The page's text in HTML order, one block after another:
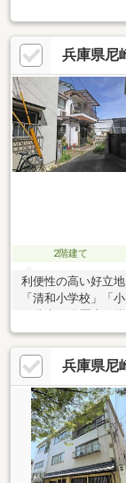
利用可能阪神本線
分阪神なんば線「
で約250ｍ（徒歩4
歩3分）セブンイレ
分）ココカラファ
便局まで約430ｍ（
兵庫県尼
2階建て
利便性の高い好立
「清和小学校」「
可能！（車種によ
も可能です。駐車
キッズスペースも
ご家庭もお気軽に
兵庫県尼